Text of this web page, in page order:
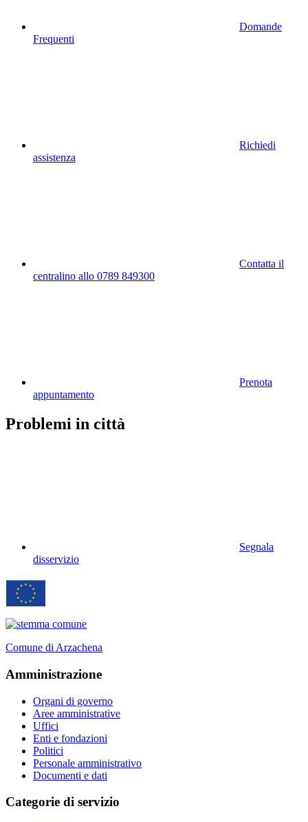
Domande
Frequenti
Richiedi
assistenza
Contatta il
centralino allo 0789 849300
Prenota
appuntamento
Problemi in città
Segnala
disservizio
Comune di Arzachena
Amministrazione
Organi di governo
Aree amministrative
Uffici
Enti e fondazioni
Politici
Personale amministrativo
Documenti e dati
Categorie di servizio